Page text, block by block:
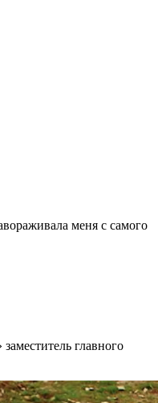
меня с самого
главного